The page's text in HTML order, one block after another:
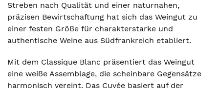
Streben nach Qualität und einer naturnahen,
präzisen Bewirtschaftung hat sich das Weingut zu
einer festen Größe für charakterstarke und
authentische Weine aus Südfrankreich etabliert.
Mit dem Classique Blanc präsentiert das Weingut
eine weiße Assemblage, die scheinbare Gegensätze
harmonisch vereint. Das Cuvée basiert auf der